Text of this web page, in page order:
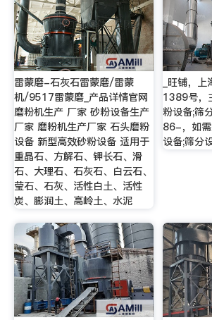
雷蒙磨-石灰石雷蒙磨/雷蒙
机/9517雷蒙磨_产品详情官网
磨粉机生产 厂家 砂粉设备生产
厂家 磨粉机生产厂家 石头磨粉
设备 新型高效砂粉设备 适用于
重晶石、方解石、钾长石、滑
石、大理石、石灰石、白云石、
莹石、石灰、活性白土、活性
炭、膨润土、高岭土、水泥
_旺铺，
1389号，
粉设备;筛
86-，如需
设备;筛分